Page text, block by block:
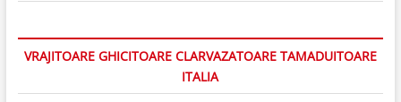
VRAJITOARE GHICITOARE CLARVAZATOARE TAMADUITOARE
ITALIA